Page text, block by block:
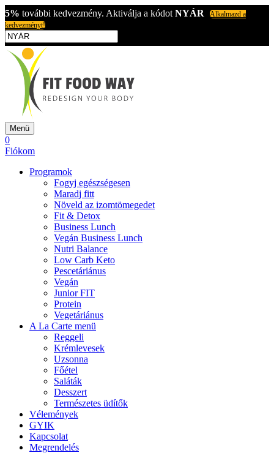
5% további kedvezmény. Aktiválja a kódot NYÁR
Alkalmazd a
kedvezményt!
Menü
0
Fiókom
Programok
Fogyj egészségesen
Maradj fitt
Növeld az izomtömegedet
Fit & Detox
Business Lunch
Vegán Business Lunch
Nutri Balance
Low Carb Keto
Pescetáriánus
Vegán
Junior FIT
Protein
Vegetáriánus
A La Carte menü
Reggeli
Krémlevesek
Uzsonna
Főétel
Saláták
Desszert
Természetes üdítők
Vélemények
GYIK
Kapcsolat
Megrendelés